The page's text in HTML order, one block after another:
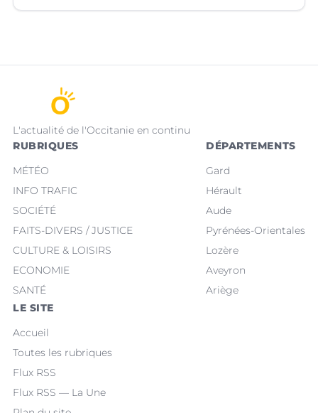
L'actualité de l'Occitanie en continu
RUBRIQUES
MÉTÉO
INFO TRAFIC
SOCIÉTÉ
FAITS-DIVERS / JUSTICE
CULTURE & LOISIRS
ECONOMIE
SANTÉ
DÉPARTEMENTS
Gard
Hérault
Aude
Pyrénées-Orientales
Lozère
Aveyron
Ariège
LE SITE
Accueil
Toutes les rubriques
Flux RSS
Flux RSS — La Une